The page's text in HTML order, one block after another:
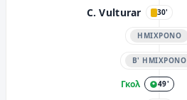
C. Vulturar 30'
ΗΜΊΧΡΟΝΟ
Β' ΗΜΊΧΡΟΝΟ
Γκολ 49'